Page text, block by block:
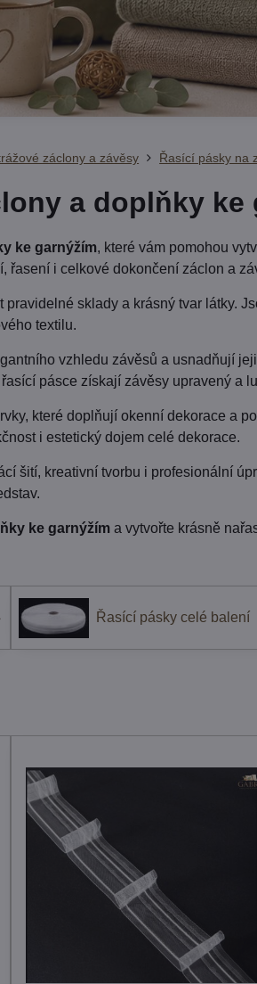
záclony a závěsy Řasící pásky na
a doplňky ke
ke garnýžím, které vám pomohou
řasení i celkové dokončení záclon a
pravidelné sklady a krásný tvar látky.
textilu.
vzhledu závěsů a usnadňují
pásce získají závěsy upravený a
které doplňují okenní dekorace a
i estetický dojem celé dekorace.
šití, kreativní tvorbu i profesionální
ke garnýžím a vytvořte krásně
Řasící pásky celé balení